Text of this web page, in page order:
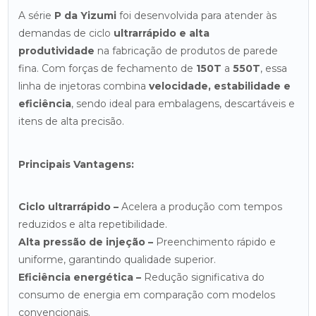
A série P da Yizumifoi desenvolvida para atender às
demandas de ciclo ultrarrápido e alta
produtividade na fabricação de produtos de parede
fina. Com forças de fechamento de 150T a 550T, essa
linha de injetoras combina velocidade, estabilidade e
eficiência, sendo ideal para embalagens, descartáveis e
itens de alta precisão.
Principais Vantagens:
Ciclo ultrarrápido –Acelera a produção com tempos
reduzidos e alta repetibilidade.
Alta pressão de injeção –Preenchimento rápido e
uniforme, garantindo qualidade superior.
Eficiência energética –Redução significativa do
consumo de energia em comparação com modelos
convencionais.